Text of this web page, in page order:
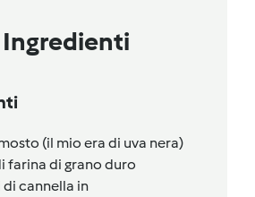
Ingredienti
(il mio era di uva nera)
farina di grano duro
di cannella in